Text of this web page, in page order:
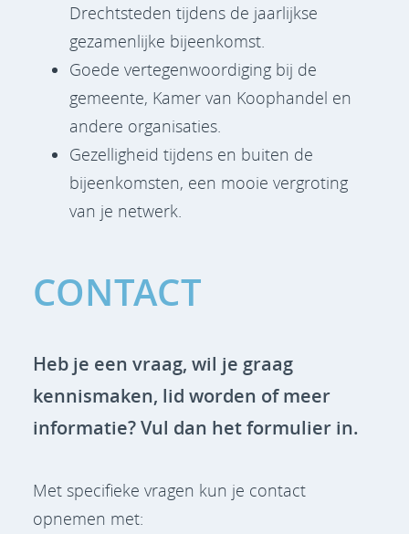
Drechtsteden tijdens de jaarlijkse
gezamenlijke bijeenkomst.
Goede vertegenwoordiging bij de
gemeente, Kamer van Koophandel en
andere organisaties.
Gezelligheid tijdens en buiten de
bijeenkomsten, een mooie vergroting
van je netwerk.
CONTACT
Heb je een vraag, wil je graag
kennismaken, lid worden of meer
informatie? Vul dan het formulier in.
Met specifieke vragen kun je contact
opnemen met: